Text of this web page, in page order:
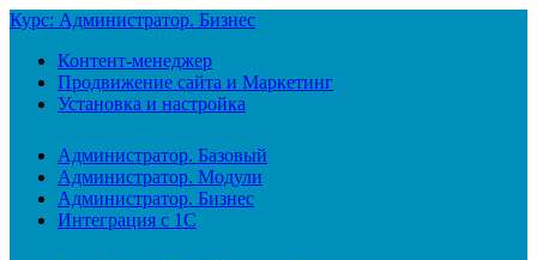
Курс: Администратор. Бизнес
Контент-менеджер
Продвижение сайта и Маркетинг
Установка и настройка
Администратор. Базовый
Администратор. Модули
Администратор. Бизнес
Интеграция с 1С